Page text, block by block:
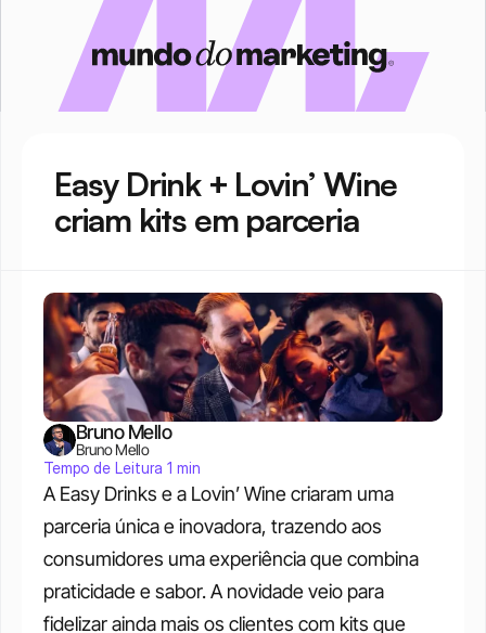
Easy Drink + Lovin’ Wine
criam kits em parceria
A Easy Drinks e a Lovin’ Wine criaram uma
parceria única e inovadora, trazendo aos
consumidores uma experiência que combina
praticidade e sabor. A novidade veio para
fidelizar ainda mais os clientes com kits que
Bruno Mello
Bruno Mello
Tempo de Leitura 1 min